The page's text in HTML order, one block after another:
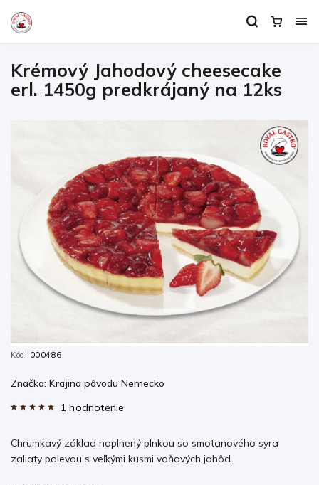
Krémový Jahodový cheesecake
erl. 1450g predkrájaný na 12ks
Kód: 000486
1 hodnotenie
Chrumkavý základ naplnený plnkou so smotanového syra
zaliaty polevou s veľkými kusmi voňavých jahôd.
Značka: Krajina pôvodu Nemecko